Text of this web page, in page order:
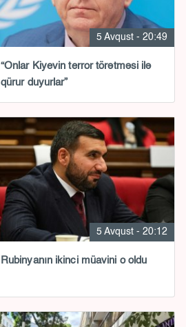
5 Avqust - 20:49
“Onlar Kiyevin terror törətməsi ilə
qürur duyurlar”
5 Avqust - 20:12
Rubinyanın ikinci müavini o oldu